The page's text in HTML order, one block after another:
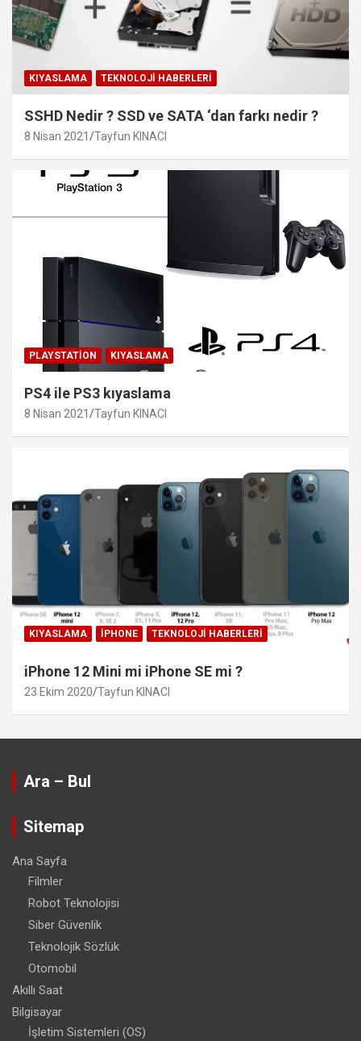
KIYASLAMA TEKNOLOJI HABERLERI
SSHD Nedir ? SSD ve SATA ‘dan farkı nedir ?
8 Nisan 2021 Tayfun KINACI
PLAYSTATION KIYASLAMA
PS4 ile PS3 kıyaslama
8 Nisan 2021 Tayfun KINACI
KIYASLAMA IPHONE TEKNOLOJI HABERLERI
iPhone 12 Mini mi iPhone SE mi ?
23 Ekim 2020 Tayfun KINACI
Ara – Bul
Sitemap
Ana Sayfa
Filmler
Robot Teknolojisi
Siber Güvenlik
Teknolojik Sözlük
Otomobil
Akıllı Saat
Bilgisayar
İşletim Sistemleri (OS)